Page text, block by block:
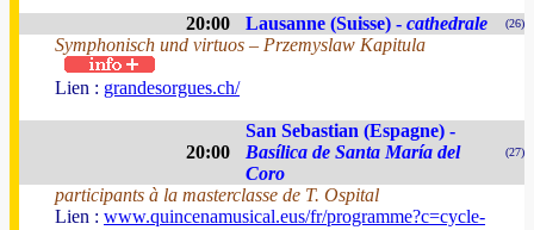
20:00 Lausanne (Suisse) - cathedrale (26)
Symphonisch und virtuos – Przemyslaw Kapitula
Lien : grandesorgues.ch/
20:00
San Sebastian (Espagne) -
Basílica de Santa María del
Coro
(27)
participants à la masterclasse de T. Ospital
Lien : www.quincenamusical.eus/fr/programme?c=cycle-